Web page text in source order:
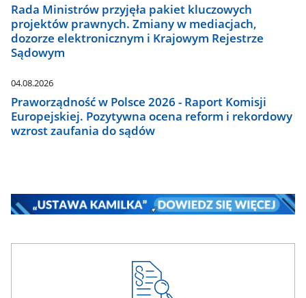
Rada Ministrów przyjęła pakiet kluczowych
projektów prawnych. Zmiany w mediacjach,
dozorze elektronicznym i Krajowym Rejestrze
Sądowym
04.08.2026
Praworządność w Polsce 2026 - Raport Komisji
Europejskiej. Pozytywna ocena reform i rekordowy
wzrost zaufania do sądów